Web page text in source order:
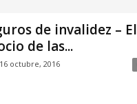
de invalidez – El
de las...
16 octubre, 2016